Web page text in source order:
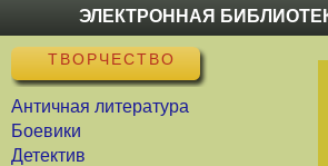
ЭЛЕКТРОННАЯ
ТВОРЧЕСТВО
Античная литература
Боевики
Детектив